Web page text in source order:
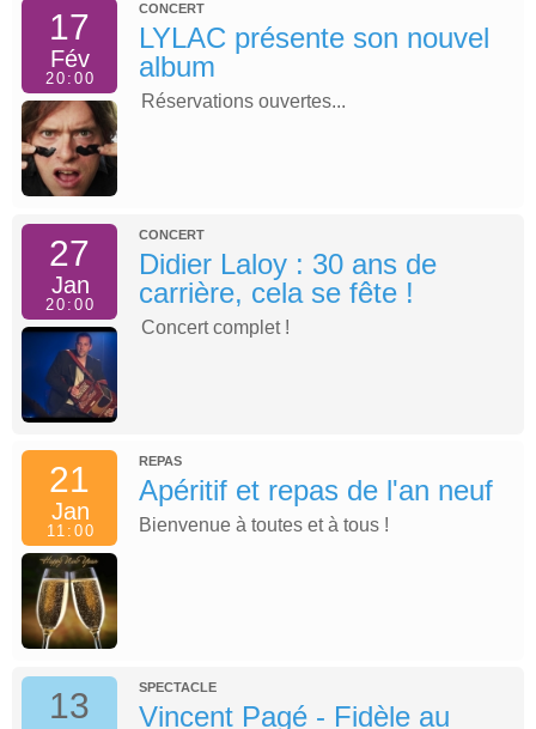
17
Fév
20:00
CONCERT
LYLAC présente son nouvel
album
Réservations ouvertes...
27
Jan
20:00
CONCERT
Didier Laloy : 30 ans de
carrière, cela se fête !
Concert complet !
21
Jan
11:00
REPAS
Apéritif et repas de l'an neuf
Bienvenue à toutes et à tous !
13 SPECTACLE
Vincent Pagé - Fidèle au